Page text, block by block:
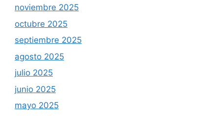
noviembre 2025
octubre 2025
septiembre 2025
agosto 2025
julio 2025
junio 2025
mayo 2025